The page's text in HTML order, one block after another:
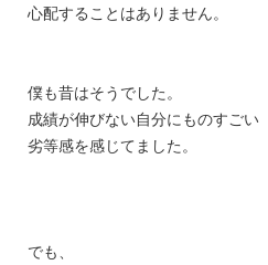
心配することはありません。
僕も昔はそうでした。
成績が伸びない自分にものすごい
劣等感を感じてました。
でも、